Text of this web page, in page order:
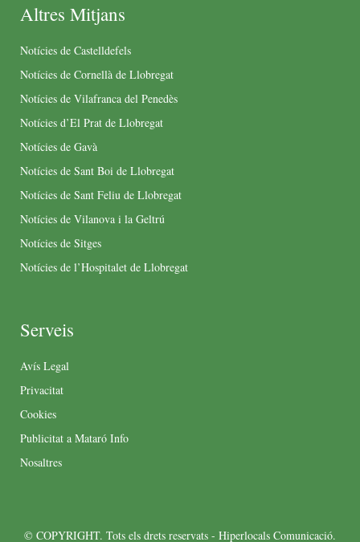
Altres Mitjans
Notícies de Castelldefels
Notícies de Cornellà de Llobregat
Notícies de Vilafranca del Penedès
Notícies d’El Prat de Llobregat
Notícies de Gavà
Notícies de Sant Boi de Llobregat
Notícies de Sant Feliu de Llobregat
Notícies de Vilanova i la Geltrú
Notícies de Sitges
Notícies de l’Hospitalet de Llobregat
Serveis
Avís Legal
Privacitat
Cookies
Publicitat a Mataró Info
Nosaltres
© COPYRIGHT. Tots els drets reservats - Hiperlocals Comunicació.